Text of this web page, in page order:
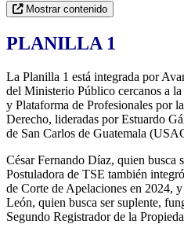
Mostrar contenido
PLANILLA 1
La Planilla 1 está integrada por
del Ministerio Público cercanos a
y Plataforma de Profesionales por
Derecho, lideradas por Estuardo
de San Carlos de Guatemala
César Fernando Díaz, quien busca
Postuladora de TSE también
de Corte de Apelaciones en 2024,
León, quien busca ser suplente,
Segundo Registrador de la